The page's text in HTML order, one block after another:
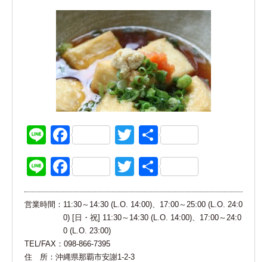
LineFacebookTwitter
共
有
LineFacebookTwitter
共
営業時間： 11:30～14:30 (L.O. 14:00)、17:00～25:00 (L.O. 24:0
0) [日・祝] 11:30～14:30 (L.O. 14:00)、17:00～24:0
0 (L.O. 23:00)
TEL/FAX： 098-866-7395
住 所： 沖縄県那覇市安謝1-2-3